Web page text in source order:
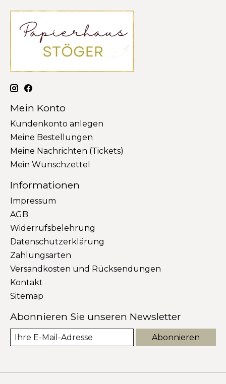
Mein Konto
Kundenkonto anlegen
Meine Bestellungen
Meine Nachrichten (Tickets)
Mein Wunschzettel
Informationen
Impressum
AGB
Widerrufsbelehrung
Datenschutzerklärung
Zahlungsarten
Versandkosten und Rücksendungen
Kontakt
Sitemap
Abonnieren Sie unseren Newsletter
Abonnieren